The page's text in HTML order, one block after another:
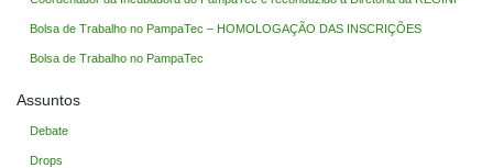
Bolsa de Trabalho no PampaTec – HOMOLOGAÇÃO DAS INSCRIÇÕES
Bolsa de Trabalho no PampaTec
Assuntos
Debate
Drops